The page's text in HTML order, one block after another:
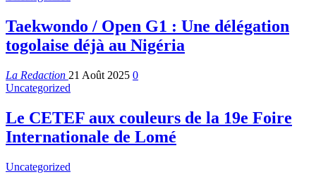
Taekwondo / Open G1 : Une délégation
togolaise déjà au Nigéria
La Redaction 21 Août 2025 0
Uncategorized
Le CETEF aux couleurs de la 19e Foire
Internationale de Lomé
Uncategorized